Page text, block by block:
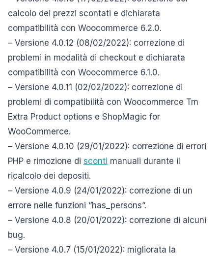
calcolo dei prezzi scontati e dichiarata
compatibilità con Woocommerce 6.2.0.
– Versione 4.0.12 (08/02/2022): correzione di
problemi in modalità di checkout e dichiarata
compatibilità con Woocommerce 6.1.0.
– Versione 4.0.11 (02/02/2022): correzione di
problemi di compatibilità con Woocommerce Tm
Extra Product options e ShopMagic for
WooCommerce.
– Versione 4.0.10 (29/01/2022): correzione di errori
PHP e rimozione di sconti manuali durante il
ricalcolo dei depositi.
– Versione 4.0.9 (24/01/2022): correzione di un
errore nelle funzioni “has_persons”.
– Versione 4.0.8 (20/01/2022): correzione di alcuni
bug.
– Versione 4.0.7 (15/01/2022): migliorata la